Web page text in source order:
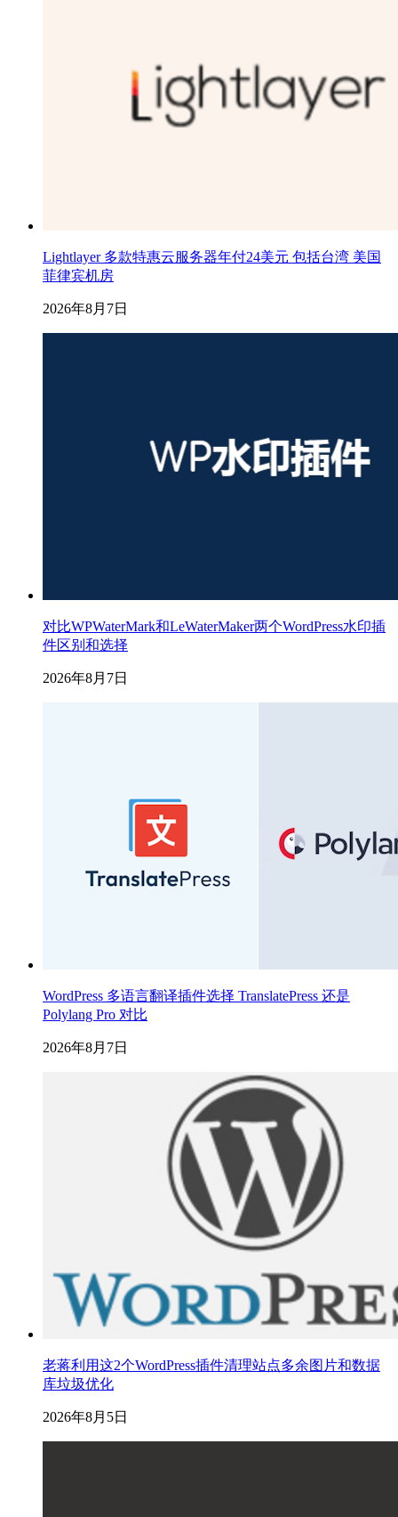
Lightlayer 多款特惠云服务器年付24美元 包括台湾 美国
菲律宾机房
2026年8月7日
对比WPWaterMark和LeWaterMaker两个WordPress水印插
件区别和选择
2026年8月7日
WordPress 多语言翻译插件选择 TranslatePress 还是
Polylang Pro 对比
2026年8月7日
老蒋利用这2个WordPress插件清理站点多余图片和数据
库垃圾优化
2026年8月5日